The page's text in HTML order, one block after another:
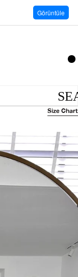
Size Chart
Görüntüle